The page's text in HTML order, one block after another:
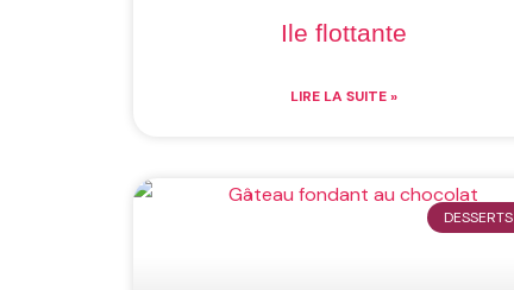
Ile flottante
LIRE LA SUITE »
DESSERTS